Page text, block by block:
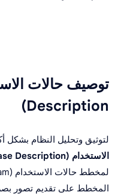
Description)
لتوثيق وتحليل النظام بشكل
الاستخدام (Use Case Description)